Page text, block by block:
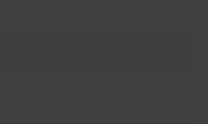
A800 skimmer eenvoudig worden
optimale werking.